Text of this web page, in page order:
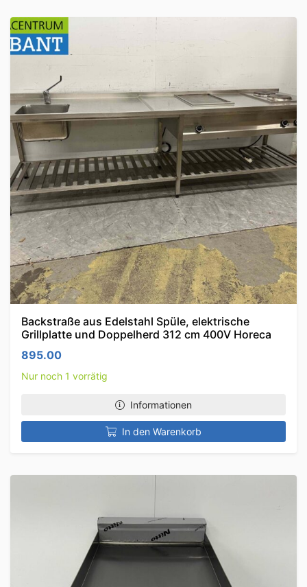
Backstraße aus Edelstahl Spüle, elektrische
Grillplatte und Doppelherd 312 cm 400V Horeca
895.00
Nur noch 1 vorrätig
Informationen
In den Warenkorb